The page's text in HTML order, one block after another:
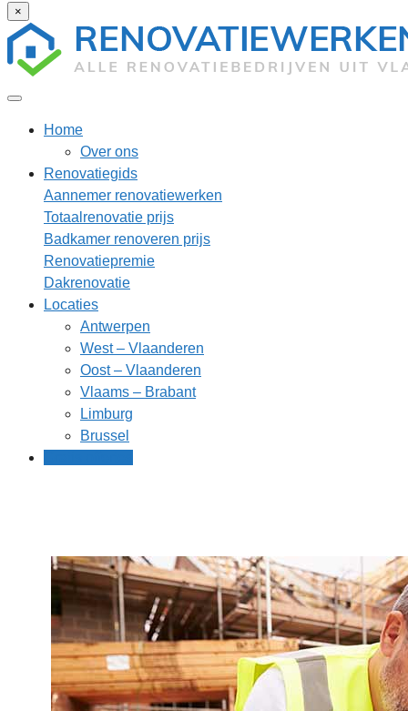
×
Home
Over ons
Renovatiegids
Aannemer renovatiewerken
Totaalrenovatie prijs
Badkamer renoveren prijs
Renovatiepremie
Dakrenovatie
Locaties
Antwerpen
West – Vlaanderen
Oost – Vlaanderen
Vlaams – Brabant
Limburg
Brussel